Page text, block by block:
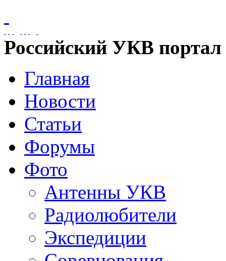
Российский УКВ портал
Главная
Новости
Статьи
Форумы
Фото
Антенны УКВ
Радиолюбители
Экспедиции